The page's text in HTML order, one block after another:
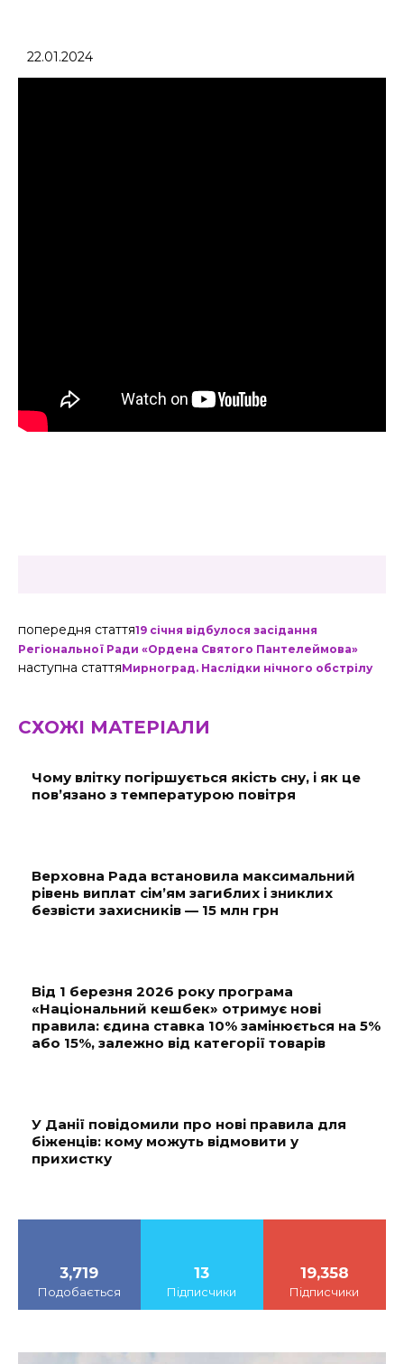
22.01.2024
попередня стаття19 січня відбулося засідання
Регіональної Ради «Ордена Святого Пантелеймова»
наступна статтяМирноград. Наслідки нічного обстрілу
СХОЖІ МАТЕРІАЛИ
Чому влітку погіршується якість сну, і як це
пов’язано з температурою повітря
Верховна Рада встановила максимальний
рівень виплат сім’ям загиблих і зниклих
безвісти захисників — 15 млн грн
Від 1 березня 2026 року програма
«Національний кешбек» отримує нові
правила: єдина ставка 10% замінюється на 5%
або 15%, залежно від категорії товарів
У Данії повідомили про нові правила для
біженців: кому можуть відмовити у
прихистку
3,719
Подобається
13
Підписчики
19,358
Підписчики